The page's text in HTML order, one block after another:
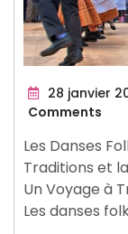
28 janvier
Comments
Les Danses
Traditions et
Un Voyage à
Les danses